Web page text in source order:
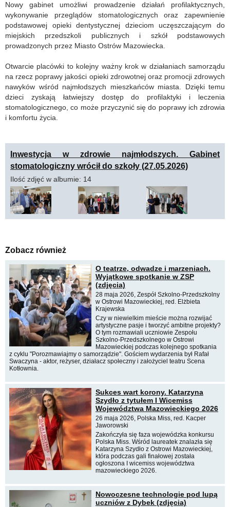
Nowy gabinet umożliwi prowadzenie działań profilaktycznych,
wykonywanie przeglądów stomatologicznych oraz zapewnienie
podstawowej opieki dentystycznej dzieciom uczęszczającym do
miejskich przedszkoli publicznych i szkół podstawowych
prowadzonych przez Miasto Ostrów Mazowiecka.
Otwarcie placówki to kolejny ważny krok w działaniach samorządu
na rzecz poprawy jakości opieki zdrowotnej oraz promocji zdrowych
nawyków wśród najmłodszych mieszkańców miasta. Dzięki temu
dzieci zyskają łatwiejszy dostęp do profilaktyki i leczenia
stomatologicznego, co może przyczynić się do poprawy ich zdrowia
i komfortu życia.
Inwestycja w zdrowie najmłodszych. Gabinet
stomatologiczny wrócił do szkoły (27.05.2026)
Ilość zdjęć w albumie: 14
Zobacz również
O teatrze, odwadze i marzeniach.
Wyjątkowe spotkanie w ZSP
(zdjęcia)
28 maja 2026, Zespół Szkolno-Przedszkolny
w Ostrowi Mazowieckiej, red. Elżbieta
Krajewska
Czy w niewielkim mieście można rozwijać
artystyczne pasje i tworzyć ambitne projekty?
O tym rozmawiali uczniowie Zespołu
Szkolno-Przedszkolnego w Ostrowi
Mazowieckiej podczas kolejnego spotkania
z cyklu "Porozmawiajmy o samorządzie". Gościem wydarzenia był Rafał
Swaczyna - aktor, reżyser, działacz społeczny i założyciel teatru Scena
Kotłownia.
Sukces wart korony. Katarzyna
Szydło z tytułem I Wicemiss
Województwa Mazowieckiego 2026
26 maja 2026, Polska Miss, red. Kacper
Jaworowski
Zakończyła się faza wojewódzka konkursu
Polska Miss. Wśród laureatek znalazła się
Katarzyna Szydło z Ostrowi Mazowieckiej,
która podczas gali finałowej została
ogłoszona I wicemiss województwa
mazowieckiego 2026.
Nowoczesne technologie pod lupą
uczniów z Dybek (zdjęcia)